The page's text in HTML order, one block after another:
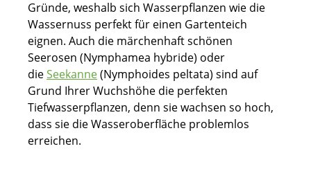
Gründe, weshalb sich Wasserpflanzen wie die
Wassernuss perfekt für einen Gartenteich
eignen. Auch die märchenhaft schönen
Seerosen (Nymphamea hybride) oder
dieSeekanne(Nymphoides peltata) sind auf
Grund Ihrer Wuchshöhe die perfekten
Tiefwasserpflanzen, denn sie wachsen so hoch,
dass sie die Wasseroberfläche problemlos
erreichen.